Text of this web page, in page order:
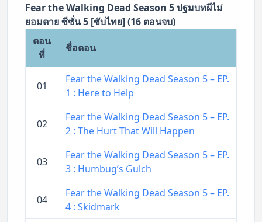
Fear the Walking Dead Season 5 ปฐมบทผีไม่
ยอมตาย ซีซั่น 5 [ซับไทย] (16 ตอนจบ)
ตอน
ที่
ชื่อตอน
01
Fear the Walking Dead Season 5 – EP.
1 : Here to Help
02
Fear the Walking Dead Season 5 – EP.
2 : The Hurt That Will Happen
03
Fear the Walking Dead Season 5 – EP.
3 : Humbug’s Gulch
04
Fear the Walking Dead Season 5 – EP.
4 : Skidmark